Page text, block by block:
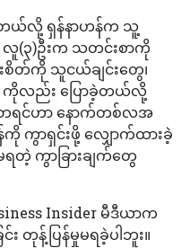
ယ်လို့ ရှန်နာဟန်က သူ့
လူ(၃)ဦးက သတင်းစာကို
တ်ကို သူငယ်ချင်းတွေ၊
ကိုလည်း ပြောခဲ့တယ်လို့
ဘရင်ဟာ နောက်တစ်လအ
ကို ကွာရှင်းဖို့ လျှောက်ထားခဲ့
တဲ့ ကွာခြားချက်တွေ
Insider မီဒီယာက
တုန့်ပြန်မှုမရခဲ့ပါဘူး။